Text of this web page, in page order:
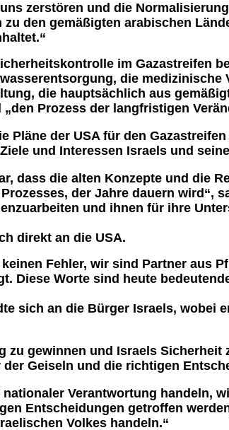
zerstören und die
den gemäßigten arabischen
im Gazastreifen
die
die hauptsächlich aus
Prozess der langfristigen
Pläne der USA für den
und Interessen Israels und
dass die alten Konzepte und die
der Jahre dauern wird“,
und ihnen für ihre
direkt an die USA.
Fehler, wir sind Partner aus
Diese Worte sind heute
sich an die Bürger Israels, wobei
gewinnen und Israels
Geiseln und die richtigen
Verantwortung handeln,
Entscheidungen getroffen
Volkes handeln.“